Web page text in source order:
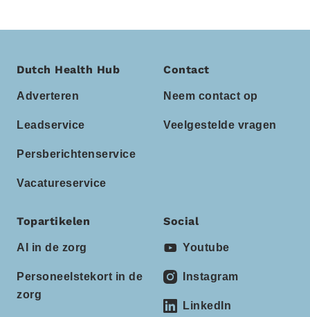
Dutch Health Hub
Adverteren
Leadservice
Persberichtenservice
Vacatureservice
Contact
Neem contact op
Veelgestelde vragen
Topartikelen
AI in de zorg
Personeelstekort in de
zorg
Social
Youtube
Instagram
LinkedIn